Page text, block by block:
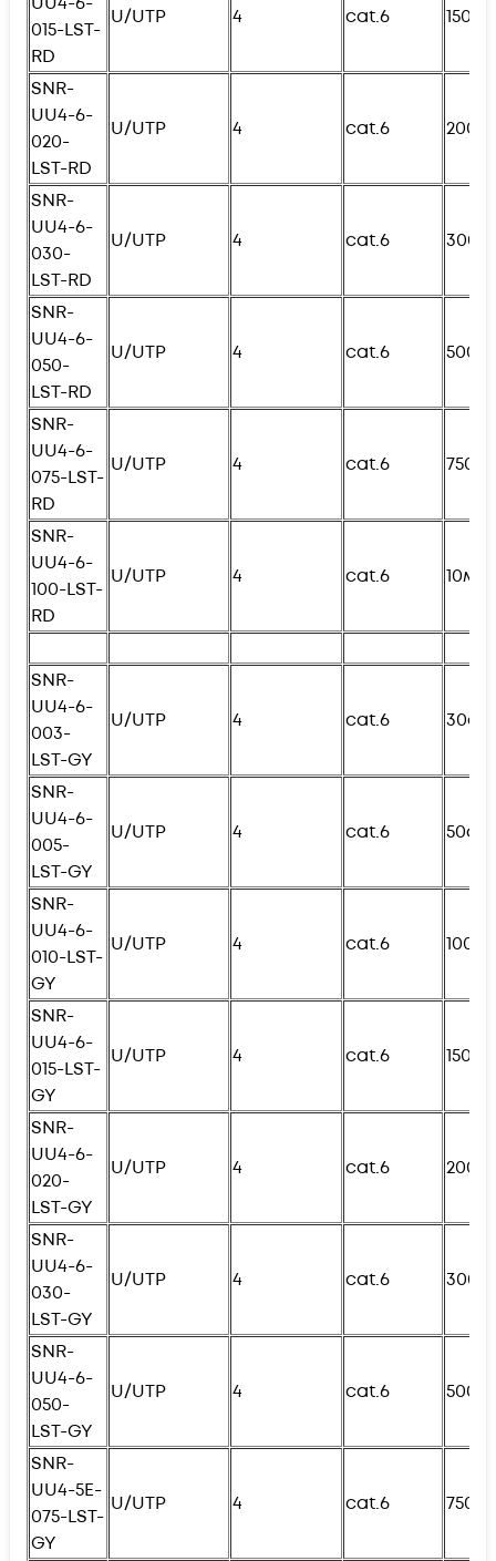
015-LST-
RD
U/UTP 4 cat.6 150см
SNR-
UU4-6-
020-
LST-RD
U/UTP 4 cat.6
SNR-
UU4-6-
030-
LST-RD
U/UTP 4 cat.6
SNR-
UU4-6-
050-
LST-RD
U/UTP 4 cat.6
SNR-
UU4-6-
075-LST-
RD
U/UTP 4 cat.6
SNR-
UU4-6-
100-LST-
RD
U/UTP 4 cat.6 10м
SNR-
UU4-6-
003-
LST-GY
U/UTP 4 cat.6 30см
SNR-
UU4-6-
005-
LST-GY
U/UTP 4 cat.6 50см
SNR-
UU4-6-
010-LST-
GY
U/UTP 4 cat.6
SNR-
UU4-6-
015-LST-
GY
U/UTP 4 cat.6 150см
SNR-
UU4-6-
020-
LST-GY
U/UTP 4 cat.6
SNR-
UU4-6-
030-
LST-GY
U/UTP 4 cat.6
SNR-
UU4-6-
050-
LST-GY
U/UTP 4 cat.6
SNR-
UU4-5E-
075-LST-
GY
U/UTP 4 cat.6